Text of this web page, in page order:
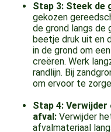
Stap 3: Steek de
gekozen
de grond langs de
beetje druk uit en
in de grond om
creëren. Werk
randlijn. Bij
om ervoor te
Stap 4:
afval: Verwijder
afvalmateriaal